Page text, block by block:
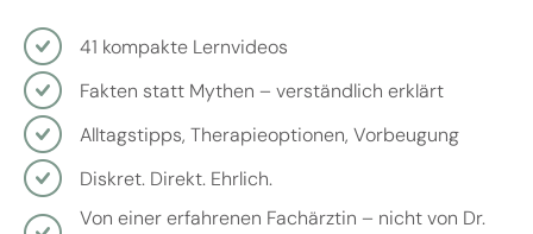
41 kompakte Lernvideos
Fakten statt Mythen – verständlich erklärt
Alltagstipps, Therapieoptionen, Vorbeugung
Diskret. Direkt. Ehrlich.
Von einer erfahrenen Fachärztin – nicht von Dr.